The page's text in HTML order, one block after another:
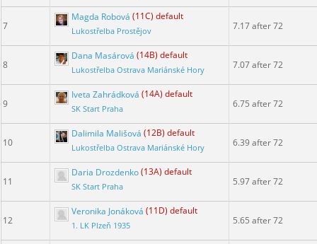
7
Magda Robová (11C) default
Lukostřelba Prostějov 7.17 after 72
8
Dana Masárová (14B) default
Lukostřelba Ostrava Mariánské Hory 7.07 after 72
9
Iveta Zahrádková (14A) default
SK Start Praha 6.75 after 72
10
Dalimila Mališová (12B) default
Lukostřelba Ostrava Mariánské Hory 6.39 after 72
11
Daria Drozdenko(13A) default
SK Start Praha 5.97 after 72
12
Veronika Jonáková (11D) default
1. LK Plzeň 1935 5.65 after 72